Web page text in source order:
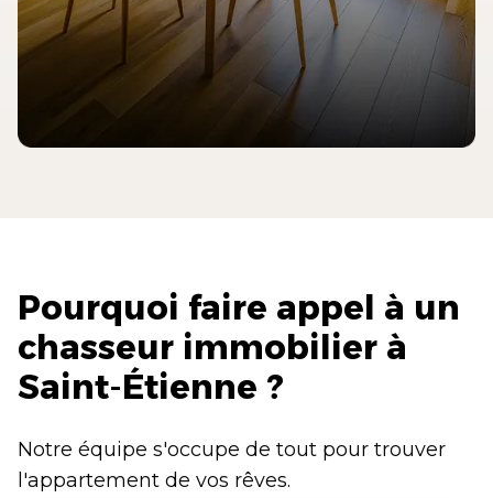
Pourquoi faire appel à un
chasseur immobilier à
Saint-Étienne ?
Notre équipe s'occupe de tout pour trouver
l'appartement de vos rêves.